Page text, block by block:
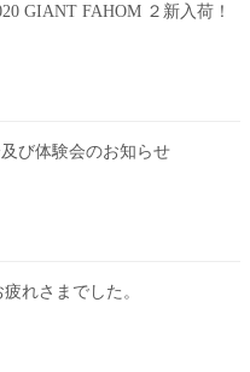
GIANT FAHOM ２新入荷！
び体験会のお知らせ
れさまでした。